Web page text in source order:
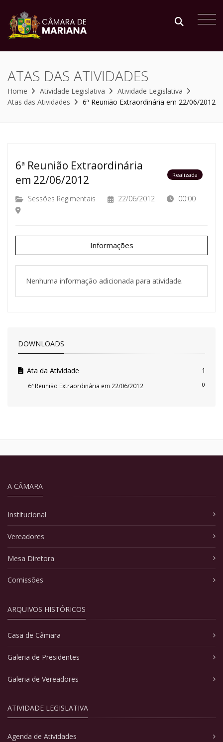
ATAS DAS ATIVIDADES
Home Atividade Legislativa
Atividade Legislativa
Atas das Atividades
6ª Reunião Extraordinária em 22/06/2012
6ª Reunião Extraordinária
em 22/06/2012
Realizada
Sessões Regimentais 22/06/2012 00:00
Informações
Nenhuma informação adicionada para atividade.
DOWNLOADS
Ata da Atividade 1
6ª Reunião Extraordinária em 22/06/2012 0
A CÂMARA
Institucional
Vereadores
Mesa Diretora
Comissões
ARQUIVOS HISTÓRICOS
Casa de Câmara
Galeria de Presidentes
Galeria de Vereadores
ATIVIDADE LEGISLATIVA
Agenda de Atividades